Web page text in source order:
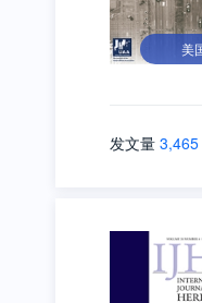
美
发文量 3,465